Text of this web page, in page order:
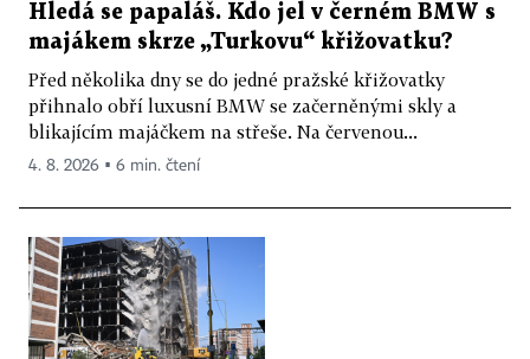
Hledá se papaláš. Kdo jel v černém BMW s
majákem skrze „Turkovu“ křižovatku?
Před několika dny se do jedné pražské křižovatky
přihnalo obří luxusní BMW se začerněnými skly a
blikajícím majáčkem na střeše. Na červenou...
4. 8. 2026 ▪ 6 min. čtení